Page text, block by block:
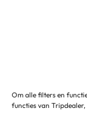
Om alle filters en
functies van